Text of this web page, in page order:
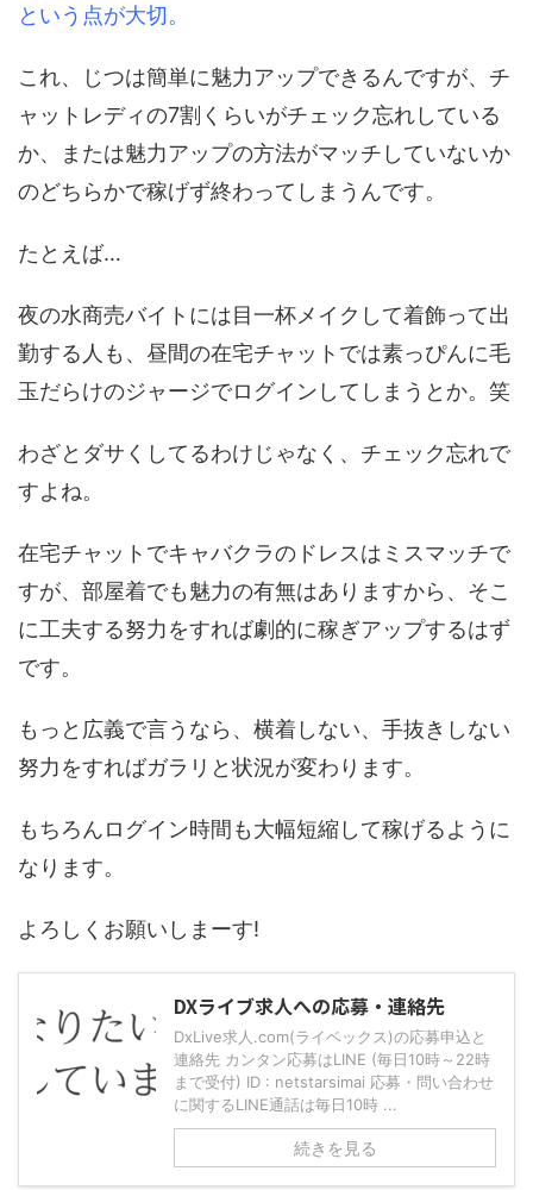
という点が大切。
これ、じつは簡単に魅力アップできるんですが、チ
ャットレディの7割くらいがチェック忘れしている
か、または魅力アップの方法がマッチしていないか
のどちらかで稼げず終わってしまうんです。
たとえば…
夜の水商売バイトには目一杯メイクして着飾って出
勤する人も、昼間の在宅チャットでは素っぴんに毛
玉だらけのジャージでログインしてしまうとか。笑
わざとダサくしてるわけじゃなく、チェック忘れで
すよね。
在宅チャットでキャバクラのドレスはミスマッチで
すが、部屋着でも魅力の有無はありますから、そこ
に工夫する努力をすれば劇的に稼ぎアップするはず
です。
もっと広義で言うなら、横着しない、手抜きしない
努力をすればガラリと状況が変わります。
もちろんログイン時間も大幅短縮して稼げるように
なります。
よろしくお願いしまーす!
DXライブ求人への応募・連絡先
DxLive求人.com(ライベックス)の応募申込と
連絡先 カンタン応募はLINE (毎日10時～22時
まで受付) ID : netstarsimai 応募・問い合わせ
に関するLINE通話は毎日10時 ...
続きを見る